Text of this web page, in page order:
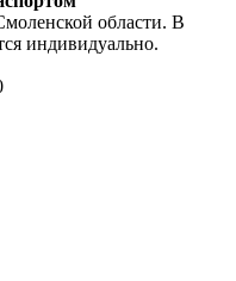
области. В
индивидуально.